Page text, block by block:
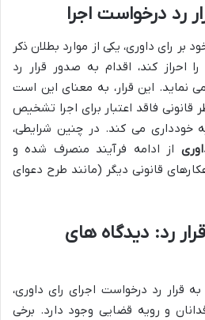
رد درخواست اجرا
بر رای داوری، یکی از موارد بطلان ذکر
489 ق.آ.د.م را احراز کند، اقدام به صدور قرار رد
نماید. این قرار، به معنای این است
قانونی فاقد اعتبار برای اجرا تشخیص
خودداری می کند. در چنین شرایطی،
از ادامه فرآیند منصرف شده و
قانونی دیگر (مانند طرح دعوای
رد: دیدگاه های
قرار رد درخواست اجرای رای داوری،
و رویه قضایی وجود دارد. برخی